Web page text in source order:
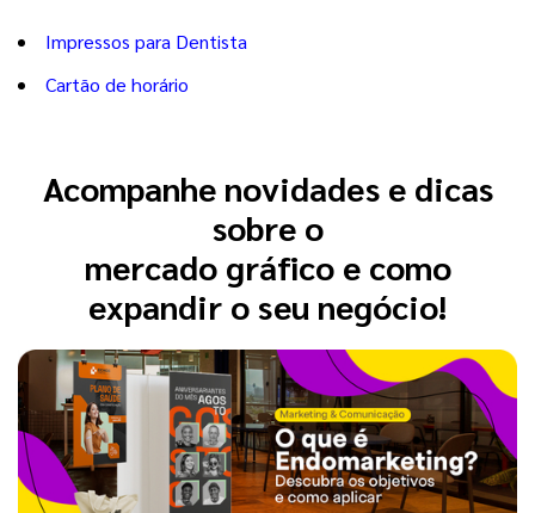
Impressos para Dentista
Cartão de horário
Acompanhe novidades e dicas
sobre o
mercado gráfico e como
expandir o seu negócio!